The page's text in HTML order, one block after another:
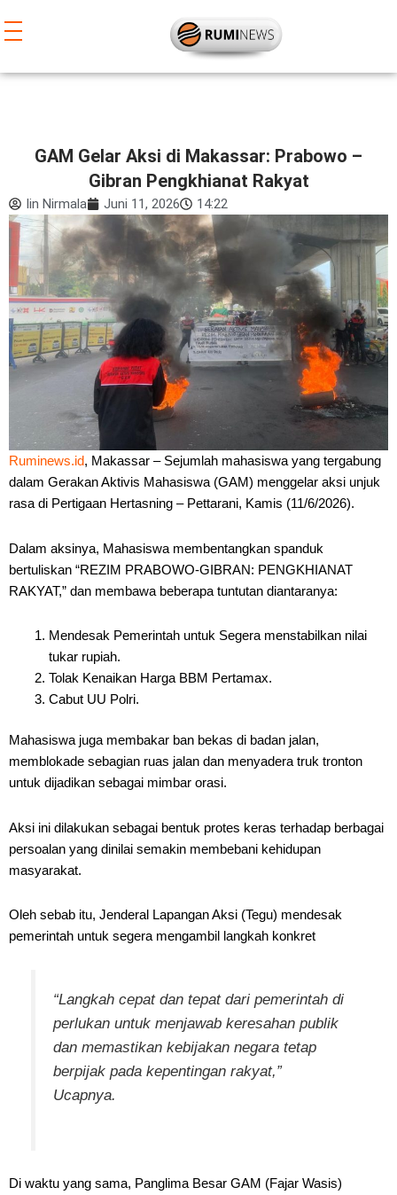
ke
GAM Gelar Aksi di Makassar: Prabowo –
Gibran Pengkhianat Rakyat
Iin Nirmala Juni 11, 2026 14:22
Ruminews.id, Makassar – Sejumlah mahasiswa yang tergabung
dalam Gerakan Aktivis Mahasiswa (GAM) menggelar aksi unjuk
rasa di Pertigaan Hertasning – Pettarani, Kamis (11/6/2026).
Dalam aksinya, Mahasiswa membentangkan spanduk
bertuliskan “REZIM PRABOWO-GIBRAN: PENGKHIANAT
RAKYAT,” dan membawa beberapa tuntutan diantaranya:
Mendesak Pemerintah untuk Segera menstabilkan nilai
tukar rupiah.
Tolak Kenaikan Harga BBM Pertamax.
Cabut UU Polri.
Mahasiswa juga membakar ban bekas di badan jalan,
memblokade sebagian ruas jalan dan menyadera truk tronton
untuk dijadikan sebagai mimbar orasi.
Aksi ini dilakukan sebagai bentuk protes keras terhadap berbagai
persoalan yang dinilai semakin membebani kehidupan
masyarakat.
Oleh sebab itu, Jenderal Lapangan Aksi (Tegu) mendesak
pemerintah untuk segera mengambil langkah konkret
“Langkah cepat dan tepat dari pemerintah di
perlukan untuk menjawab keresahan publik
dan memastikan kebijakan negara tetap
berpijak pada kepentingan rakyat,”
Ucapnya.
Di waktu yang sama, Panglima Besar GAM (Fajar Wasis)